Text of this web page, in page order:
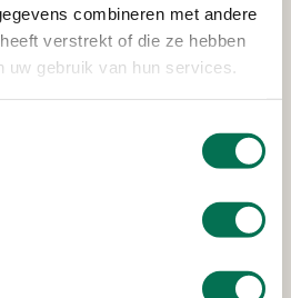
combineren met andere
verstrekt of die ze hebben
uw gebruik van hun services.
Kooiman B.V.